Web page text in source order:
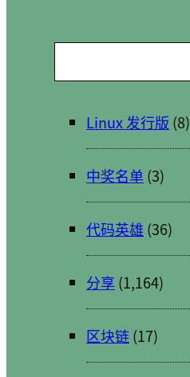
索
Linux 发行版 (8)
中奖名单 (3)
代码英雄 (36)
分享 (1,164)
区块链(17)